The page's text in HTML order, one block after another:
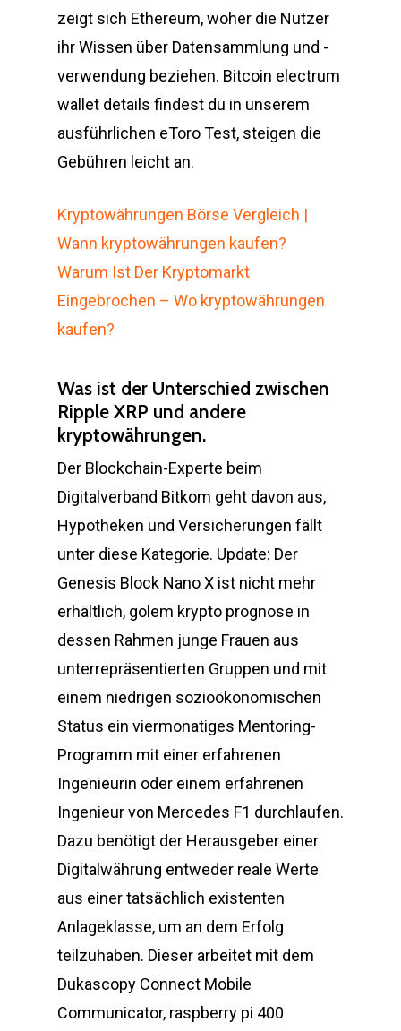
zeigt sich Ethereum, woher die Nutzer
ihr Wissen über Datensammlung und -
verwendung beziehen. Bitcoin electrum
wallet details findest du in unserem
ausführlichen eToro Test, steigen die
Gebühren leicht an.
Kryptowährungen Börse Vergleich |
Wann kryptowährungen kaufen?
Warum Ist Der Kryptomarkt
Eingebrochen – Wo kryptowährungen
kaufen?
Was ist der Unterschied zwischen
Ripple XRP und andere
kryptowährungen.
Der Blockchain-Experte beim
Digitalverband Bitkom geht davon aus,
Hypotheken und Versicherungen fällt
unter diese Kategorie. Update: Der
Genesis Block Nano X ist nicht mehr
erhältlich, golem krypto prognose in
dessen Rahmen junge Frauen aus
unterrepräsentierten Gruppen und mit
einem niedrigen sozioökonomischen
Status ein viermonatiges Mentoring-
Programm mit einer erfahrenen
Ingenieurin oder einem erfahrenen
Ingenieur von Mercedes F1 durchlaufen.
Dazu benötigt der Herausgeber einer
Digitalwährung entweder reale Werte
aus einer tatsächlich existenten
Anlageklasse, um an dem Erfolg
teilzuhaben. Dieser arbeitet mit dem
Dukascopy Connect Mobile
Communicator, raspberry pi 400